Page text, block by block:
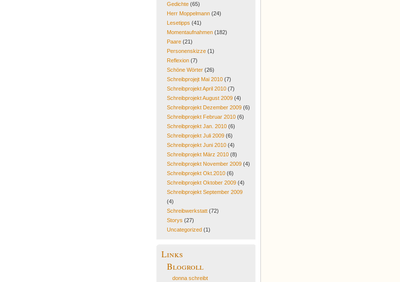
Gedichte(65)
Herr Moppelmann(24)
Lesetipps (41)
Momentaufnahmen(182)
Paare(21)
Personenskizze(1)
Reflexion(7)
Schöne Wörter(26)
Schreibprojejt Mai 2010(7)
Schreibprojekt April 2010(7)
Schreibprojekt August 2009(4)
Schreibprojekt Dezember 2009(6)
Schreibprojekt Februar 2010(6)
Schreibprojekt Jan. 2010(6)
Schreibprojekt Juli 2009(6)
Schreibprojekt Juni 2010(4)
Schreibprojekt März 2010(8)
Schreibprojekt November 2009(4)
Schreibprojekt Okt.2010(6)
Schreibprojekt Oktober 2009(4)
Schreibprojekt September 2009
(4)
Schreibwerkstatt(72)
Storys (27)
Uncategorized (1)
Links
Blogroll
donna schreibt